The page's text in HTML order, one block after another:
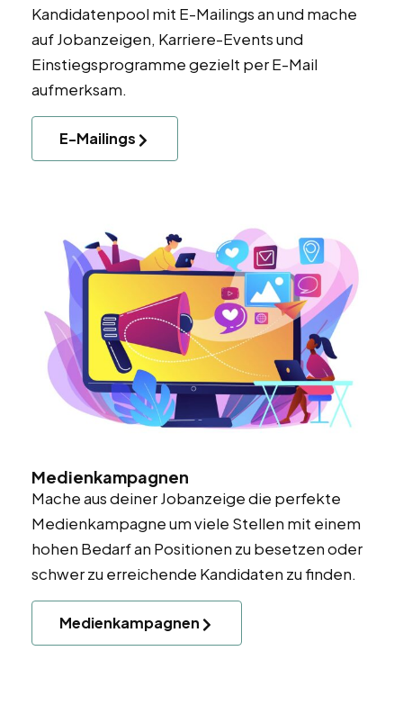
Kandidatenpool mit E-Mailings an und mache
auf Jobanzeigen, Karriere-Events und
Einstiegsprogramme gezielt per E-Mail
aufmerksam.
E-Mailings
Medienkampagnen
Mache aus deiner Jobanzeige die perfekte
Medienkampagne um viele Stellen mit einem
hohen Bedarf an Positionen zu besetzen oder
schwer zu erreichende Kandidaten zu finden.
Medienkampagnen